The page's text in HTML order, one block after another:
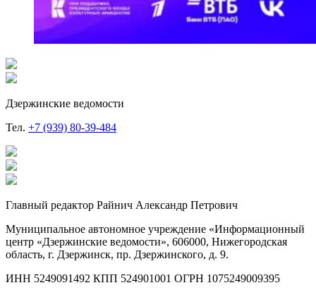
Дзержинские ведомости
Тел. +7 (939) 80-39-484
Главный редактор Райнич Александр Петрович
Муниципальное автономное учреждение «Информационный
центр «Дзержинские ведомости», 606000, Нижегородская
область, г. Дзержинск, пр. Дзержинского, д. 9.
ИНН 5249091492 КПП 524901001 ОГРН 1075249009395